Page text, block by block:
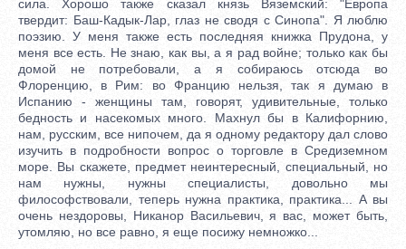
сила. Хорошо также сказал князь Вяземский: "Европа
твердит: Баш-Кадык-Лар, глаз не сводя с Синопа". Я люблю
поэзию. У меня также есть последняя книжка Прудона, у
меня все есть. Не знаю, как вы, а я рад войне; только как бы
домой не потребовали, а я собираюсь отсюда во
Флоренцию, в Рим: во Францию нельзя, так я думаю в
Испанию - женщины там, говорят, удивительные, только
бедность и насекомых много. Махнул бы в Калифорнию,
нам, русским, все нипочем, да я одному редактору дал слово
изучить в подробности вопрос о торговле в Средиземном
море. Вы скажете, предмет неинтересный, специальный, но
нам нужны, нужны специалисты, довольно мы
философствовали, теперь нужна практика, практика... А вы
очень нездоровы, Никанор Васильевич, я вас, может быть,
утомляю, но все равно, я еще посижу немножко...